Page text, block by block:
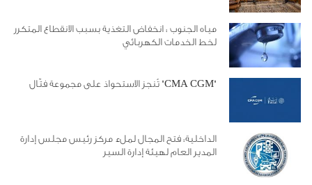
مياه الجنوب : انخفاض التغذية بسبب الانقطاع المتكرر
لخط الخدمات الكهربائي
"CMA CGM" تُنجز الاستحواذ على مجموعة فتّال
الداخلية: فتح المجال لملء مركز رئيس مجلس إدارة
المدير العام لهيئة إدارة السير